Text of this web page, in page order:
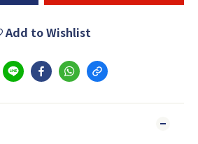
Add to Wishlist